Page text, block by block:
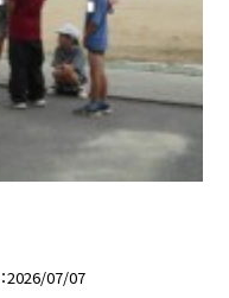
2026/07/07